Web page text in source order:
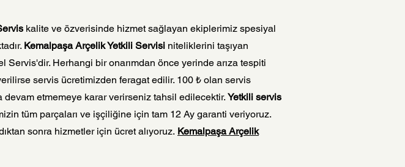
kalite ve özverisinde hizmet sağlayan ekiplerimiz spesiyal
Kemalpaşa Arçelik Yetkili Servisi niteliklerini taşıyan
Servis'dir. Herhangi bir onarımdan önce yerinde arıza tespiti
servis ücretimizden feragat edilir. 100 ₺ olan servis
devam etmemeye karar verirseniz tahsil edilecektir. Yetkili servis
tüm parçaları ve işçiliğine için tam 12 Ay garanti veriyoruz.
sonra hizmetler için ücret alıyoruz. Kemalpaşa Arçelik